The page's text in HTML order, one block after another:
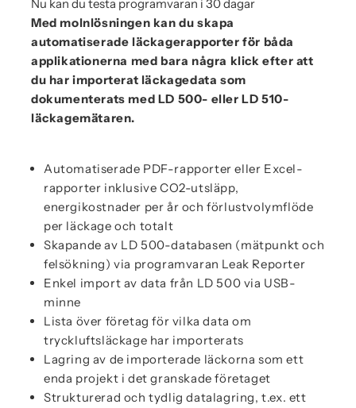
Nu kan du testa programvaran i 30 dagar
Med molnlösningen kan du skapa
automatiserade läckagerapporter för båda
applikationerna med bara några klick efter att
du har importerat läckagedata som
dokumenterats med LD 500- eller LD 510-
läckagemätaren.
Automatiserade PDF-rapporter eller Excel-
rapporter inklusive CO2-utsläpp,
energikostnader per år och förlustvolymflöde
per läckage och totalt
Skapande av LD 500-databasen (mätpunkt och
felsökning) via programvaran Leak Reporter
Enkel import av data från LD 500 via USB-
minne
Lista över företag för vilka data om
tryckluftsläckage har importerats
Lagring av de importerade läckorna som ett
enda projekt i det granskade företaget
Strukturerad och tydlig datalagring, t.ex. ett